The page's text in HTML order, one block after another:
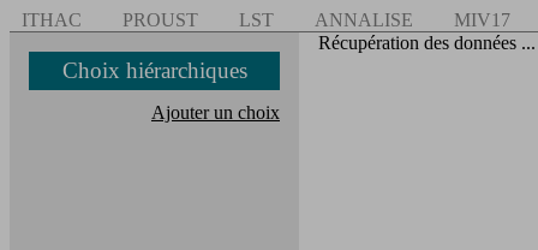
ITHAC PROUST LST ANNALISE MIV17
Choix hiérarchiques
Ajouter un choix
Récupération des données ...